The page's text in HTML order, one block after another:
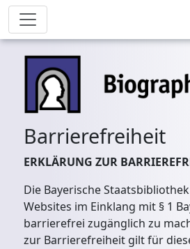
Barrierefreiheit
ERKLÄRUNG ZUR
Die Bayerische
Websites im Einklang mit § 1
barrierefrei zugänglich zu
zur Barrierefreiheit gilt für